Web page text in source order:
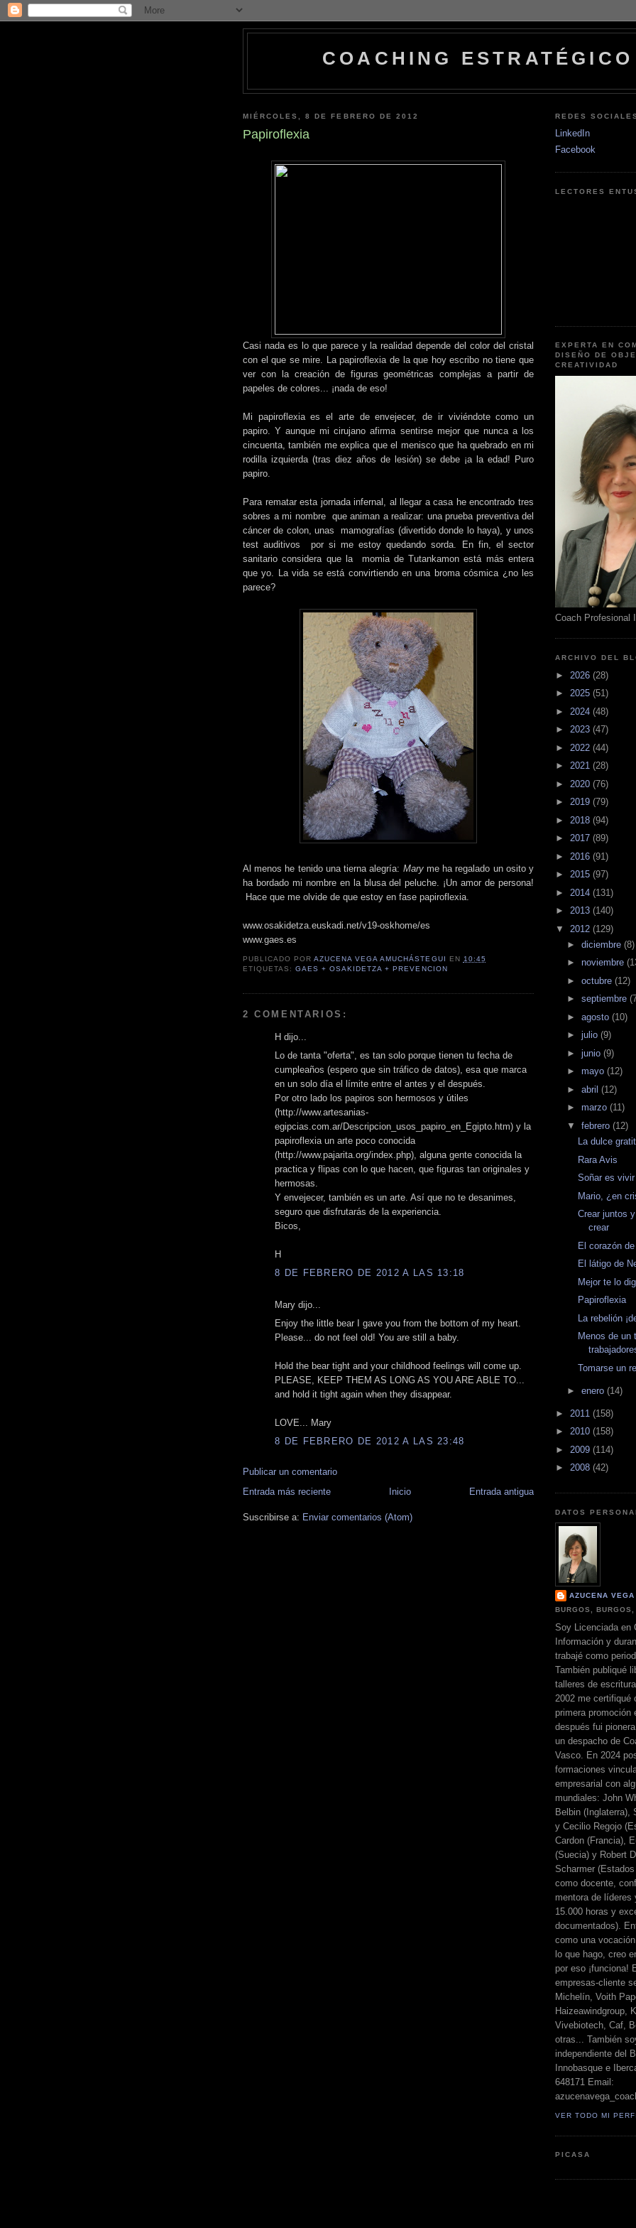
COACHING ESTRATÉGICO
MIÉRCOLES, 8 DE FEBRERO DE 2012
Papiroflexia
Casi nada es lo que parece y la realidad depende del color del cristal
con el que se mire. La papiroflexia de la que hoy escribo no tiene que
ver con la creación de figuras geométricas complejas a partir de
papeles de colores... ¡nada de eso!
Mi papiroflexia es el arte de envejecer, de ir viviéndote como un
papiro. Y aunque mi cirujano afirma sentirse mejor que nunca a los
cincuenta, también me explica que el menisco que ha quebrado en mi
rodilla izquierda (tras diez años de lesión) se debe ¡a la edad! Puro
papiro.
Para rematar esta jornada infernal, al llegar a casa he encontrado tres
sobres a mi nombre que animan a realizar: una prueba preventiva del
cáncer de colon,unas mamografías (divertido donde lo haya), y unos
test auditivos por si me estoy quedando sorda. En fin, el sector
sanitario considera que la momia de Tutankamon está más entera
que yo. La vida se está convirtiendo en una broma cósmica ¿no les
parece?
Al menos he tenido una tierna alegría: Maryme ha regalado un osito y
ha bordado mi nombre en la blusa del peluche. ¡Un amor de persona!
Hace que me olvide de que estoy en fase papiroflexia.
www.osakidetza.euskadi.net/v19-oskhome/es
www.gaes.es
PUBLICADO PORAZUCENA VEGA AMUCHÁSTEGUI EN 10:45
ETIQUETAS:GAES + OSAKIDETZA + PREVENCION
2 COMENTARIOS:
H dijo...
Lo de tanta "oferta", es tan solo porque tienen tu fecha de
cumpleaños (espero que sin tráfico de datos), esa que marca
en un solo día el límite entre el antes y el después.
Por otro lado los papiros son hermosos y útiles
(http://www.artesanias-
egipcias.com.ar/Descripcion_usos_papiro_en_Egipto.htm) y la
papiroflexia un arte poco conocida
(http://www.pajarita.org/index.php), alguna gente conocida la
practica y flipas con lo que hacen, que figuras tan originales y
hermosas.
Y envejecer, también es un arte. Así que no te desanimes,
seguro que disfrutarás de la experiencia.
Bicos,
H
8 DE FEBRERO DE 2012 A LAS 13:18
Mary dijo...
Enjoy the little bear I gave you from the bottom of my heart.
Please... do not feel old! You are still a baby.
Hold the bear tight and your childhood feelings will come up.
PLEASE, KEEP THEM AS LONG AS YOU ARE ABLE TO...
and hold it tight again when they disappear.
LOVE... Mary
8 DE FEBRERO DE 2012 A LAS 23:48
Publicar un comentario
Entrada más reciente
Entrada antigua
Inicio
Suscribirse a: Enviar comentarios (Atom)
REDES
LinkedIn
Facebook
LECTORES
EXPERTA EN
DISEÑO DE
CREATIVIDAD
Coach Profesional
ARCHIVO DEL
► 2026 (28)
► 2025 (51)
► 2024 (48)
► 2023 (47)
► 2022 (44)
► 2021 (28)
► 2020 (76)
► 2019 (79)
► 2018 (94)
► 2017 (89)
► 2016 (91)
► 2015 (97)
► 2014 (131)
► 2013 (140)
▼ 2012 (129)
► diciembre (8)
► noviembre
► octubre (12)
► septiembre
► agosto (10)
► julio (9)
► junio (9)
► mayo (12)
► abril (12)
► marzo (11)
▼ febrero (12)
La dulce
Rara Avis
Soñar es
Mario, ¿en
Crear juntos
crear
El corazón
El látigo de
Mejor te lo
Papiroflexia
La rebelión
Menos de un
Tomarse un
► enero (14)
► 2011 (158)
► 2010 (158)
► 2009 (114)
► 2008 (42)
DATOS
AZUCENA
BURGOS,
Soy Licenciada en
Información y
trabajé como
También publiqué
talleres de
2002 me certifiqué
primera promoción
después fui
un despacho de
Vasco. En 2024
formaciones
empresarial con
mundiales: John
Belbin (Inglaterra),
y Cecilio Regojo
Cardon (Francia),
(Suecia) y Robert
Scharmer
como docente,
mentora de líderes
15.000 horas y
documentados).
como una
lo que hago, creo
por eso ¡funciona!
empresas-cliente
Michelín, Voith
Haizeawindgroup,
Vivebiotech, Caf,
otras... También
independiente del
Innobasque e
648171 Email:
VER TODO MI
PICASA